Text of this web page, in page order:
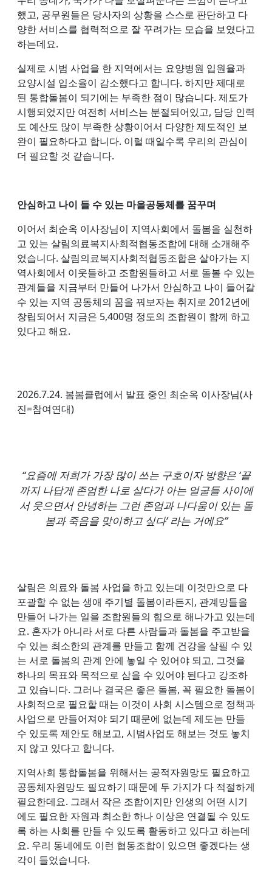
했고, 공무원들은 당사자의 상황을 스스로 판단하고 다
양한 서비스를 협력적으로 잘 꾸려가는 모습을 보였다고
하는데요.
실제로 시범 사업을 한 지역에서는 요양병원 입원율과
요양시설 입소율이 감소했다고 합니다. 하지만 제대로
된 통합돌봄이 되기에는 부족한 점이 많습니다. 제도가
시행되었지만 여전히 서비스는 분절되어있고, 담당 인력
도 예산도 많이 부족한 상황이어서 다양한 제도적인 보
완이 필요하다고 합니다. 이럴 때일수록 우리의 관심이
더 필요할 것 같습니다.
안심하고 나이 들 수 있는 마을공동체를 꿈꾸며
이어서 최순옥 이사장님이 지역사회에서 돌봄을 실천하
고 있는 살림의료복지사회적협동조합에 대해 소개해주
었습니다. 살림의료복지사회적협동조합은 살아가는 지
역사회에서 이웃들하고 조합원들하고 서로 돌볼 수 있는
관계들을 지금부터 만들어 나가서 안심하고 나이 들어갈
수 있는 지역 공동체의 꿈을 꿔보자는 취지로 2012년에
창립되어서 지금은 5,400명 정도의 조합원이 함께 하고
있다고 해요.
2026.7.24. 봄봄클럽에서 발표 중인 최순옥 이사장님(사
진=참여연대)
“요즘에 저희가 가장 많이 쓰는 구호이자 방향은 ‘끝
까지 나답게 존엄한 나로 살다가 아는 얼굴들 사이에
서 웃으면서 안녕하는 그런 존엄과 나다움이 있는 돌
봄과 죽음을 맞이하고 싶다’ 라는 거에요”
살림은 의료와 돌봄 사업을 하고 있는데 이것만으로 다
포괄할 수 없는 생애 주기별 돌봄이라든지, 관계망들을
만들어 나가는 일을 조합원들의 힘으로 해나가고 있는데
요. 혼자가 아니라 서로 다른 사람들과 돌봄을 주고받을
수 있는 최소한의 관계를 만들고 함께 건강을 살필 수 있
는 서로 돌봄의 관계 안에 놓일 수 있어야 되고, 그것을
하나의 목표와 목적으로 삼을 수 있어야 된다고 강조하
고 있습니다. 그러나 결국은 좋은 돌봄, 꼭 필요한 돌봄이
사회적으로 필요할 때는 이것이 사회 시스템으로 정책과
사업으로 만들어져야 되기 때문에 없는데 제도는 만들
수 있도록 제안도 해보고, 시범사업도 해보는 것도 놓치
지 않고 있다고 합니다.
지역사회 통합돌봄을 위해서는 공적자원망도 필요하고
공동체자원망도 필요하기 때문에 두 가지가 다 적절하게
필요한데요. 그래서 작은 조합이지만 인생의 어떤 시기
에도 필요한 자원과 최소한 하나 이상은 연결될 수 있도
록 하는 사회를 만들 수 있도록 활동하고 있다고 하는데
요. 우리 동네에도 이런 협동조합이 있으면 좋겠다는 생
각이 들었습니다.